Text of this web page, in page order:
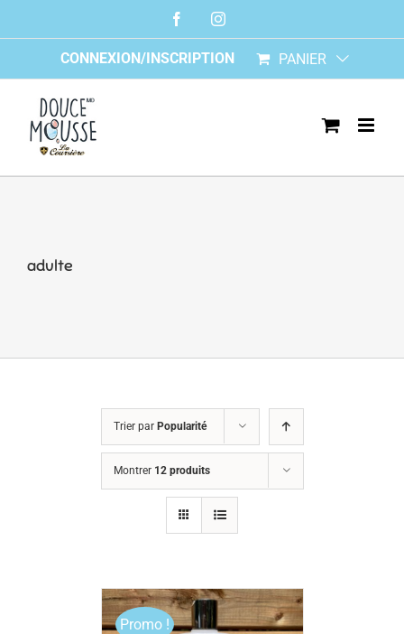
FacebookInstagram
CONNEXION/INSCRIPTION PANIER
adulte
Trier par Popularité
Montrer 12 produits
Promo !